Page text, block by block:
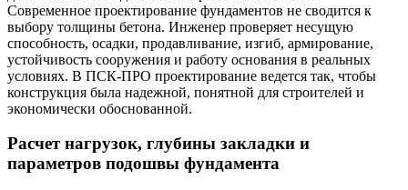
Современное проектирование фундаментов не сводится к
выбору толщины бетона. Инженер проверяет несущую
способность, осадки, продавливание, изгиб, армирование,
устойчивость сооружения и работу основания в реальных
условиях. В ПСК-ПРО проектирование ведется так, чтобы
конструкция была надежной, понятной для строителей и
экономически обоснованной.
Расчет нагрузок, глубины закладки и
параметров подошвы фундамента